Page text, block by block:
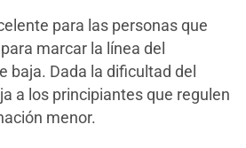
para las personas que
marcar la línea del
baja. Dada la dificultad del
a los principiantes que regulen
menor.